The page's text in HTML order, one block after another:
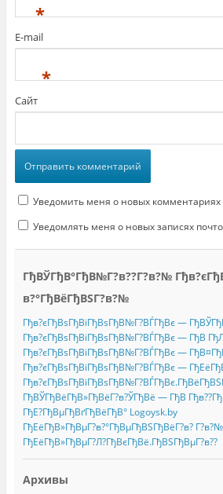
*
E-mail
*
Сайт
Уведомить меня о новых комментариях
Уведомлять меня о новых записях
ГђВЎГђВ°ГђВ№Г?в??Г?в?№
в?°ГђВёГђВЅГ?в?№
Гђв?єГђВѕГђВіГђВѕГђВ№Г?ВЃГђВє —
Гђв?єГђВѕГђВіГђВѕГђВ№Г?ВЃГђВє — ГђВ
Гђв?єГђВѕГђВіГђВѕГђВ№Г?ВЃГђВє —
Гђв?єГђВѕГђВіГђВѕГђВ№Г?ВЃГђВє —
ГђВЎГђВёГђВ»ГђВёГ?в?ЎГђВё — ГђВ
ГђЕ?ГђВµГђВґГђВёГђВ° Logoysk.by
ГђЕёГђВ»ГђВµГ?в?°ГђВµГђВЅГђВёГ?в?
ГђЕёГђВ»ГђВµГ?Л?ГђВєГђВё.ГђВЅГђВµГ?в??
Архивы